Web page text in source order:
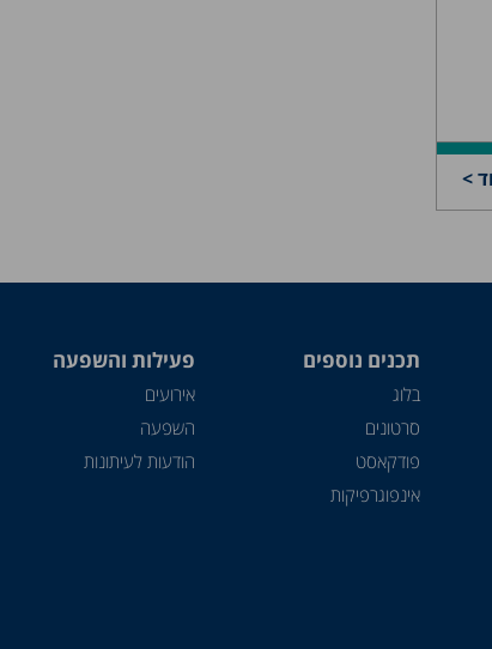
>
תכנים נוספים
בלוג
סרטונים
פודקאסט
אינפוגרפיקות
פעילות והשפעה
אירועים
השפעה
הודעות לעיתונות